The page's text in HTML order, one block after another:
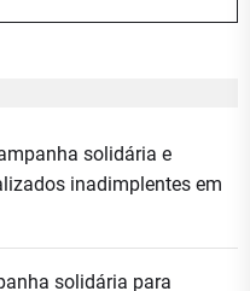
solidária e
inadimplentes em
solidária para